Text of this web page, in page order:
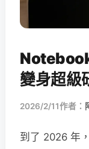
變身超級
2026/2/11作者：
到了 2026 年